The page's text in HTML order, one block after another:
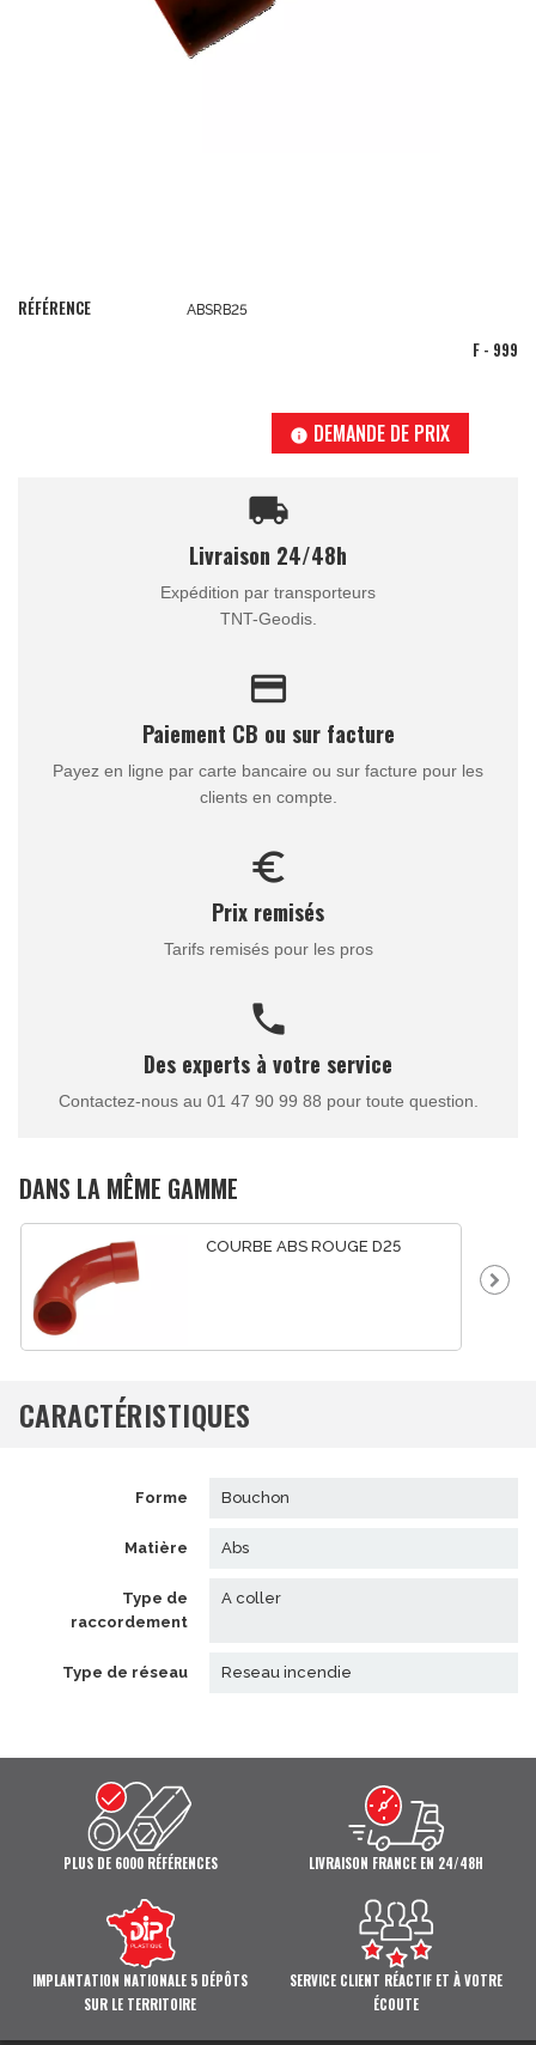
RÉFÉRENCE ABSRB25
F - 999
info DEMANDE DE PRIX
local_shipping
Livraison 24/48h
Expédition par transporteurs
TNT-Geodis.
credit_card
Paiement CB ou sur facture
Payez en ligne par carte bancaire ou sur facture pour les
clients en compte.
euro_symbol
Prix remisés
Tarifs remisés pour les pros
call
Des experts à votre service
Contactez-nous au 01 47 90 99 88 pour toute question.
DANS LA MÊME GAMME
COURBE ABS ROUGE D25
CARACTÉRISTIQUES
forme bouchon
matière abs
type de
raccordement
a coller
type de réseau reseau incendie
PLUS DE 6000 RÉFÉRENCES LIVRAISON FRANCE EN 24/48H
IMPLANTATION NATIONALE 5 DÉPÔTS
SUR LE TERRITOIRE
SERVICE CLIENT RÉACTIF ET À VOTRE
ÉCOUTE